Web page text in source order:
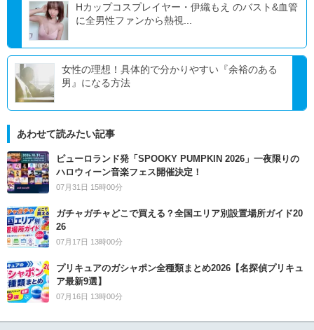
Hカップコスプレイヤー・伊織もえ のバスト&血管
に全男性ファンから熱視...
女性の理想！具体的で分かりやすい『余裕のある
男』になる方法
あわせて読みたい記事
ピューロランド発「SPOOKY PUMPKIN 2026」一夜限りの
ハロウィーン音楽フェス開催決定！
07月31日 15時00分
ガチャガチャどこで買える？全国エリア別設置場所ガイド20
26
07月17日 13時00分
プリキュアのガシャポン全種類まとめ2026【名探偵プリキュ
ア最新9選】
07月16日 13時00分